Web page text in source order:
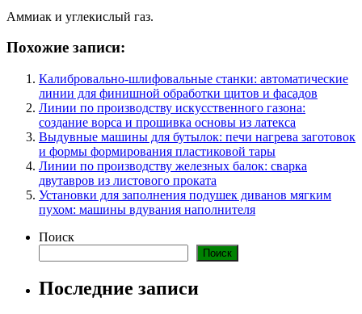
Аммиак и углекислый газ.
Похожие записи:
Калибровально-шлифовальные станки: автоматические
линии для финишной обработки щитов и фасадов
Линии по производству искусственного газона:
создание ворса и прошивка основы из латекса
Выдувные машины для бутылок: печи нагрева заготовок
и формы формирования пластиковой тары
Линии по производству железных балок: сварка
двутавров из листового проката
Установки для заполнения подушек диванов мягким
пухом: машины вдувания наполнителя
Поиск
Поиск
Последние записи